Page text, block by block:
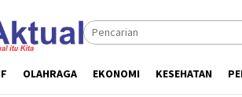
OLAHRAGA EKONOMI KESEHATAN